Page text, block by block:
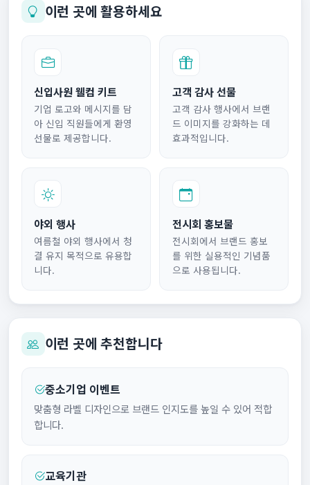
이런 곳에 활용하세요
신입사원 웰컴 키트
기업 로고와 메시지를 담
아 신입 직원들에게 환영
선물로 제공합니다.
고객 감사 선물
고객 감사 행사에서 브랜
드 이미지를 강화하는 데
효과적입니다.
야외 행사
여름철 야외 행사에서 청
결 유지 목적으로 유용합
니다.
전시회 홍보물
전시회에서 브랜드 홍보
를 위한 실용적인 기념품
으로 사용됩니다.
이런 곳에 추천합니다
중소기업 이벤트
맞춤형 라벨 디자인으로 브랜드 인지도를 높일 수 있어 적합
합니다.
교육기관